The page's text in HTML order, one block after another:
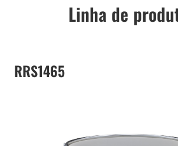
Linha de
RRS1465